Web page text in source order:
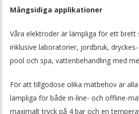
Mångsidiga applikationer
Våra elektroder är lämpliga för ett brett
inklusive laboratorier, jordbruk,
pool och spa, vattenbehandling med
För att tillgodose olika mätbehov är
lämpliga för både in-line- och offline-
maximalt tryck på 4 bar och en